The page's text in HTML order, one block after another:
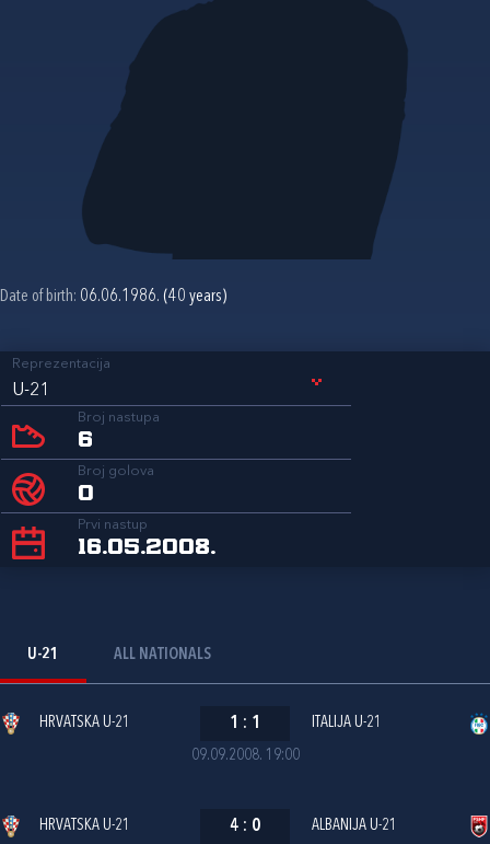
Date of birth: 06.06.1986. (40 years)
Reprezentacija
U-21
Broj nastupa
6
Broj golova
0
Prvi nastup
16.05.2008.
U-21 ALL NATIONALS
09.09.2008. 19:00
HRVATSKA U-21 1 : 1 ITALIJA U-21
HRVATSKA U-21 4 : 0 ALBANIJA U-21